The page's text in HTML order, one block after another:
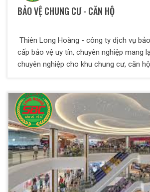
BẢO VỆ CHUNG CƯ - CĂN HỘ
Thiên Long Hoàng - công ty dịch vụ
cấp bảo vệ uy tín, chuyên nghiệp mang
chuyên nghiệp cho khu chung cư, căn